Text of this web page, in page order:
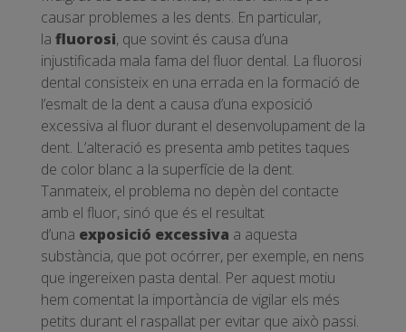
causar problemes a les dents. En particular,
la fluorosi, que sovint és causa d’una
injustificada mala fama del fluor dental. La fluorosi
dental consisteix en una errada en la formació de
l’esmalt de la dent a causa d’una exposició
excessiva al fluor durant el desenvolupament de la
dent. L’alteració es presenta amb petites taques
de color blanc a la superfície de la dent.
Tanmateix, el problema no depèn del contacte
amb el fluor, sinó que és el resultat
d’una exposició excessiva a aquesta
substància, que pot ocórrer, per exemple, en nens
que ingereixen pasta dental. Per aquest motiu
hem comentat la importància de vigilar els més
petits durant el raspallat per evitar que això passi.